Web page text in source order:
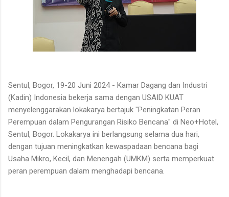
Sentul, Bogor, 19-20 Juni 2024 - Kamar Dagang dan Industri
(Kadin) Indonesia bekerja sama dengan USAID KUAT
menyelenggarakan lokakarya bertajuk "Peningkatan Peran
Perempuan dalam Pengurangan Risiko Bencana" di Neo+Hotel,
Sentul, Bogor. Lokakarya ini berlangsung selama dua hari,
dengan tujuan meningkatkan kewaspadaan bencana bagi
Usaha Mikro, Kecil, dan Menengah (UMKM) serta memperkuat
peran perempuan dalam menghadapi bencana.